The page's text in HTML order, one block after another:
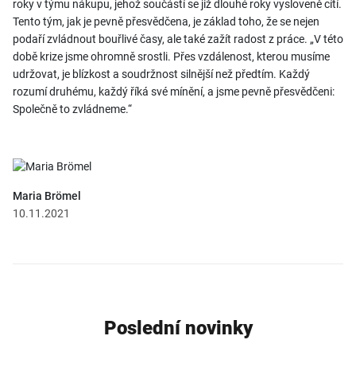
roky v týmu nákupu, jehož součástí se již dlouhé roky vysloveně cítí.
Tento tým, jak je pevně přesvědčena, je základ toho, že se nejen
podaří zvládnout bouřlivé časy, ale také zažít radost z práce. „V této
době krize jsme ohromně srostli. Přes vzdálenost, kterou musíme
udržovat, je blízkost a soudržnost silnější než předtím. Každý
rozumí druhému, každý říká své mínění, a jsme pevně přesvědčeni:
Společně to zvládneme.“
Maria Brömel
10.11.2021
Poslední novinky